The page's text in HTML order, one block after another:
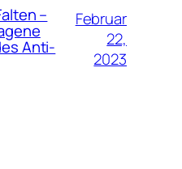
–
Anti-
Februar
22,
2023